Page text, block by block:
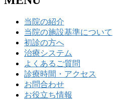
当院の紹介
当院の施設基準について
初診の方へ
治療システム
よくあるご質問
診療時間・アクセス
お問合わせ
お役立ち情報